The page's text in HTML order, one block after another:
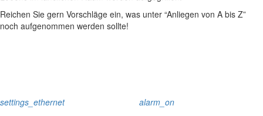
Reichen Sie gern Vorschläge ein, was unter “Anliegen von A bis Z”
noch aufgenommen werden sollte!
settings_ethernet alarm_on